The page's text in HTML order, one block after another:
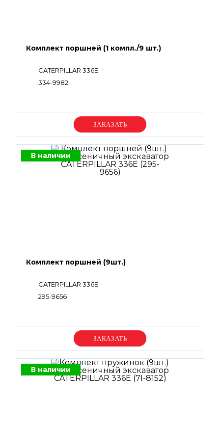
Комплект поршней (1 компл./9 шт.)
CATERPILLAR 336E
334-9982
Уточняйте цену
В наличии
Комплект поршней (9шт.)
CATERPILLAR 336E
295-9656
Уточняйте цену
В наличии